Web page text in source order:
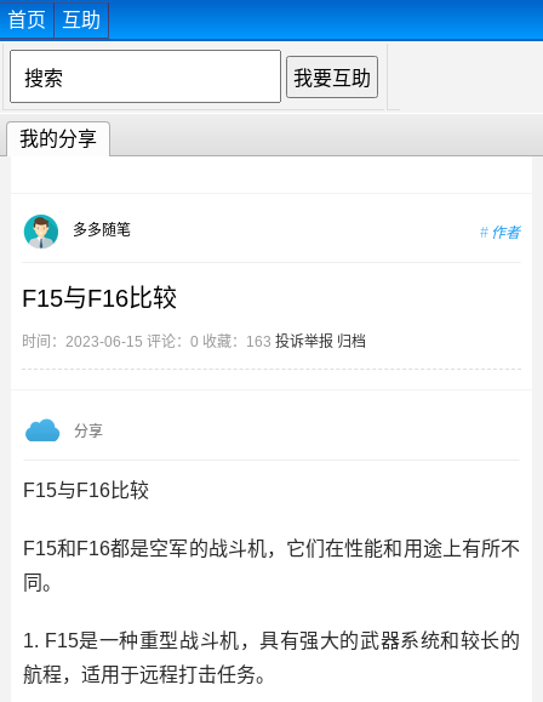
首页 互助
我的分享
F15与F16比较
时间：2023-06-15 评论：0 收藏：163 投诉举报 归档
多多随笔 作者
分享
F15与F16比较
F15和F16都是空军的战斗机，它们在性能和用途上有所不
同。
1. F15是一种重型战斗机，具有强大的武器系统和较长的
航程，适用于远程打击任务。